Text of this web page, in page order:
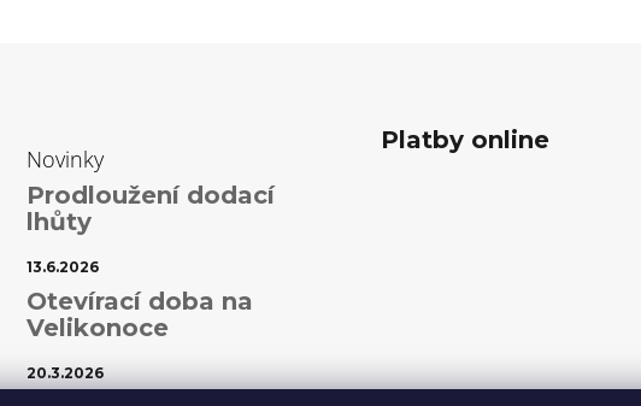
Novinky
Prodloužení dodací
lhůty
13.6.2026
Otevírací doba na
Velikonoce
20.3.2026
Platby online